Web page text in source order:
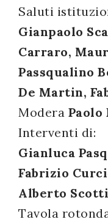
Saluti
Gianpaolo
Carraro,
Passqualino
De Martin,
Modera Paolo
Interventi di:
Gianluca
Fabrizio
Alberto
Tavola
avvenuta con
successo!